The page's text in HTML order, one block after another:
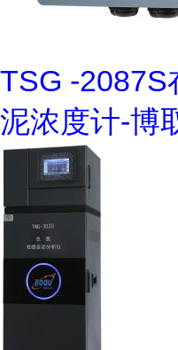
TSG -2087S
泥浓度计-博